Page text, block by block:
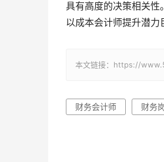
具有高度的决策相关性
以成本会计师提升潜力
本文链接：https://
财务会计师 财务